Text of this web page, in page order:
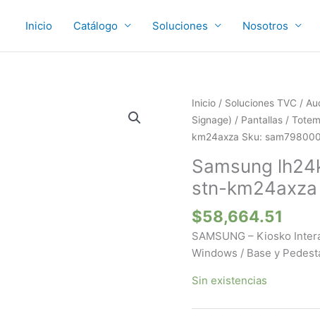
Inicio Catálogo Soluciones Nosotros
Inicio / Soluciones TVC /
Signage) / Pantallas / Totem
km24axza Sku:
Samsung
stn-km24axza
$58,664.51
SAMSUNG – Kiosko
Windows / Base y
Sin existencias